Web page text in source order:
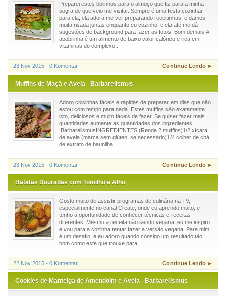
Preparei estes bolinhos para o almoço que fiz para a minha
sogra de que veio me visitar. Sempre é uma festa cozinhar
para ela, ela adora me ver preparando receitinhas, e damos
muita risada juntas enquanto eu cozinho, e ela até me dá
sugestões de background para fazer as fotos. Bom demais!A
abobrinha é um alimento de baixo valor calórico e rica em
vitaminas do complexo...
23 Nov 2015 - 0 Komentar Continue Lendo ►
Muffins de Maçã e Aveia - Barbarelismus
Adoro coisinhas fáceis e rápidas de preparar em dias que não
estou com tempo para nada. Estes muffins são exatamente
isto, deliciosos e muito fáceis de fazer. Se quiser fazer mais
quantidades aumente as quantidades dos ingredientes.
BarbarelismusINGREDIENTES (Rende 2 muffins)1/2 xícara
de aveia (marca sem glúten, se necessário)1/4 colher de chá
de extrato de baunilha...
23 Nov 2015 - 0 Komentar Continue Lendo ►
Batatas Douradas com Tomilho e Alho
Gosto muito de assistir programas de culinária na TV,
especialmente no canal Create, onde eu aprendo muito, e
tenho a oportunidade de conhecer técnicas e receitas
diferentes. Mesmo a receita não sendo vegana, eu me inspiro
e vou para a cozinha tentar fazer a versão vegana. Para mim
é um desafio, e eu adoro quando consigo um resultado tão
bom como este que trouxe para ...
22 Nov 2015 - 0 Komentar Continue Lendo ►
Cookies de Manteiga de Amendoim e Aveia - Barbarelismus